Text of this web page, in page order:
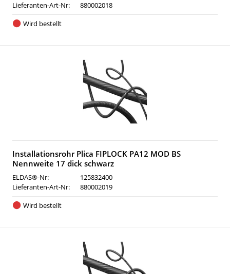
Lieferanten-Art-Nr:
880002018
Wird bestellt
Installationsrohr Plica FIPLOCK PA12 MOD BS
Nennweite 17 dick schwarz
ELDAS®-Nr:
125832400
Lieferanten-Art-Nr:
880002019
Wird bestellt